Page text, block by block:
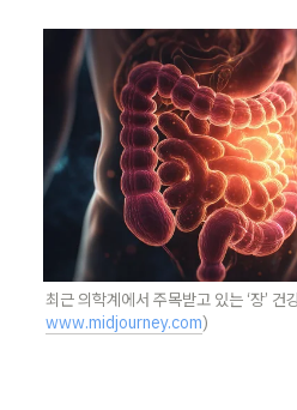
www.midjourney.com)